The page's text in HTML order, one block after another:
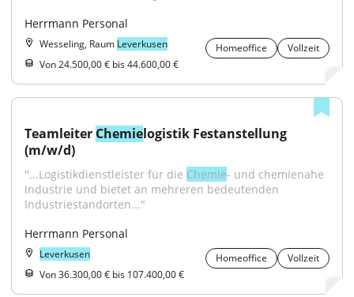
Herrmann Personal
Wesseling, Raum Leverkusen Homeoffice
Vollzeit
Von 24.500,00 € bis 44.600,00 €
Teamleiter Chemielogistik Festanstellung
(m/w/d)
"...Logistikdienstleister für die Chemie- und chemienahe
Industrie und bietet an mehreren bedeutenden
Industriestandorten..."
Herrmann Personal
Leverkusen Homeoffice
Vollzeit
Von 36.300,00 € bis 107.400,00 €